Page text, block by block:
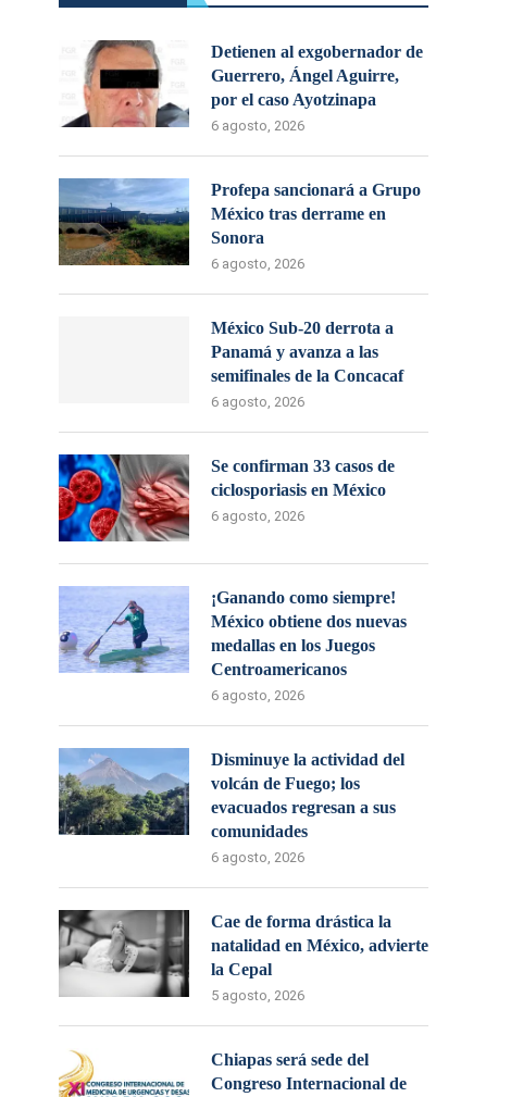
Detienen al exgobernador de
Guerrero, Ángel Aguirre,
por el caso Ayotzinapa
6 agosto, 2026
Profepa sancionará a Grupo
México tras derrame en
Sonora
6 agosto, 2026
México Sub-20 derrota a
Panamá y avanza a las
semifinales de la Concacaf
6 agosto, 2026
Se confirman 33 casos de
ciclosporiasis en México
6 agosto, 2026
¡Ganando como siempre!
México obtiene dos nuevas
medallas en los Juegos
Centroamericanos
6 agosto, 2026
Disminuye la actividad del
volcán de Fuego; los
evacuados regresan a sus
comunidades
6 agosto, 2026
Cae de forma drástica la
natalidad en México, advierte
la Cepal
5 agosto, 2026
Chiapas será sede del
Congreso Internacional de